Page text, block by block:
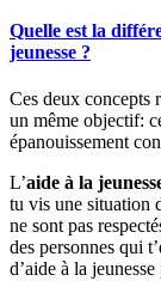
Quelle est la
jeunesse ?
Ces deux concepts
un même objectif:
épanouissement
L’aide à la
tu vis une situation
ne sont pas
des personnes qui
d’aide à la